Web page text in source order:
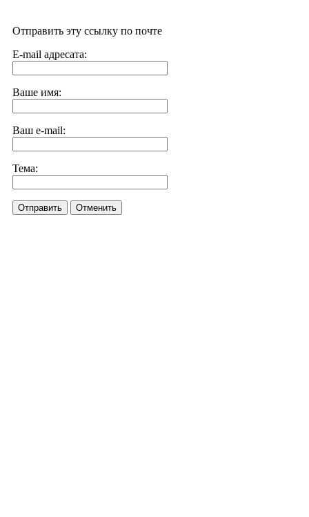
Отправить эту ссылку по почте
E-mail адресата:
Ваше имя:
Ваш e-mail:
Тема:
Отправить Отменить